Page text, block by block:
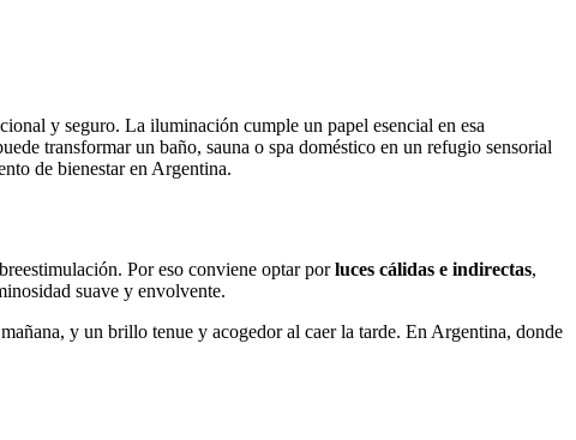
y seguro. La iluminación cumple un papel esencial en esa
transformar un baño, sauna o spa doméstico en un refugio sensorial
de bienestar en Argentina.
Por eso conviene optar porluces cálidas e indirectas,
suave y envolvente.
y un brillo tenue y acogedor al caer la tarde. En Argentina, donde